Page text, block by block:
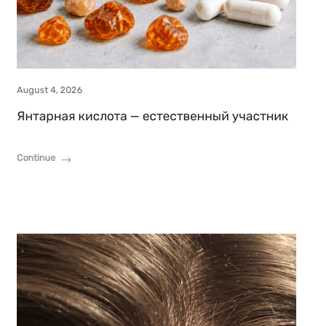
August 4, 2026
Янтарная кислота — естественный участник
Continue